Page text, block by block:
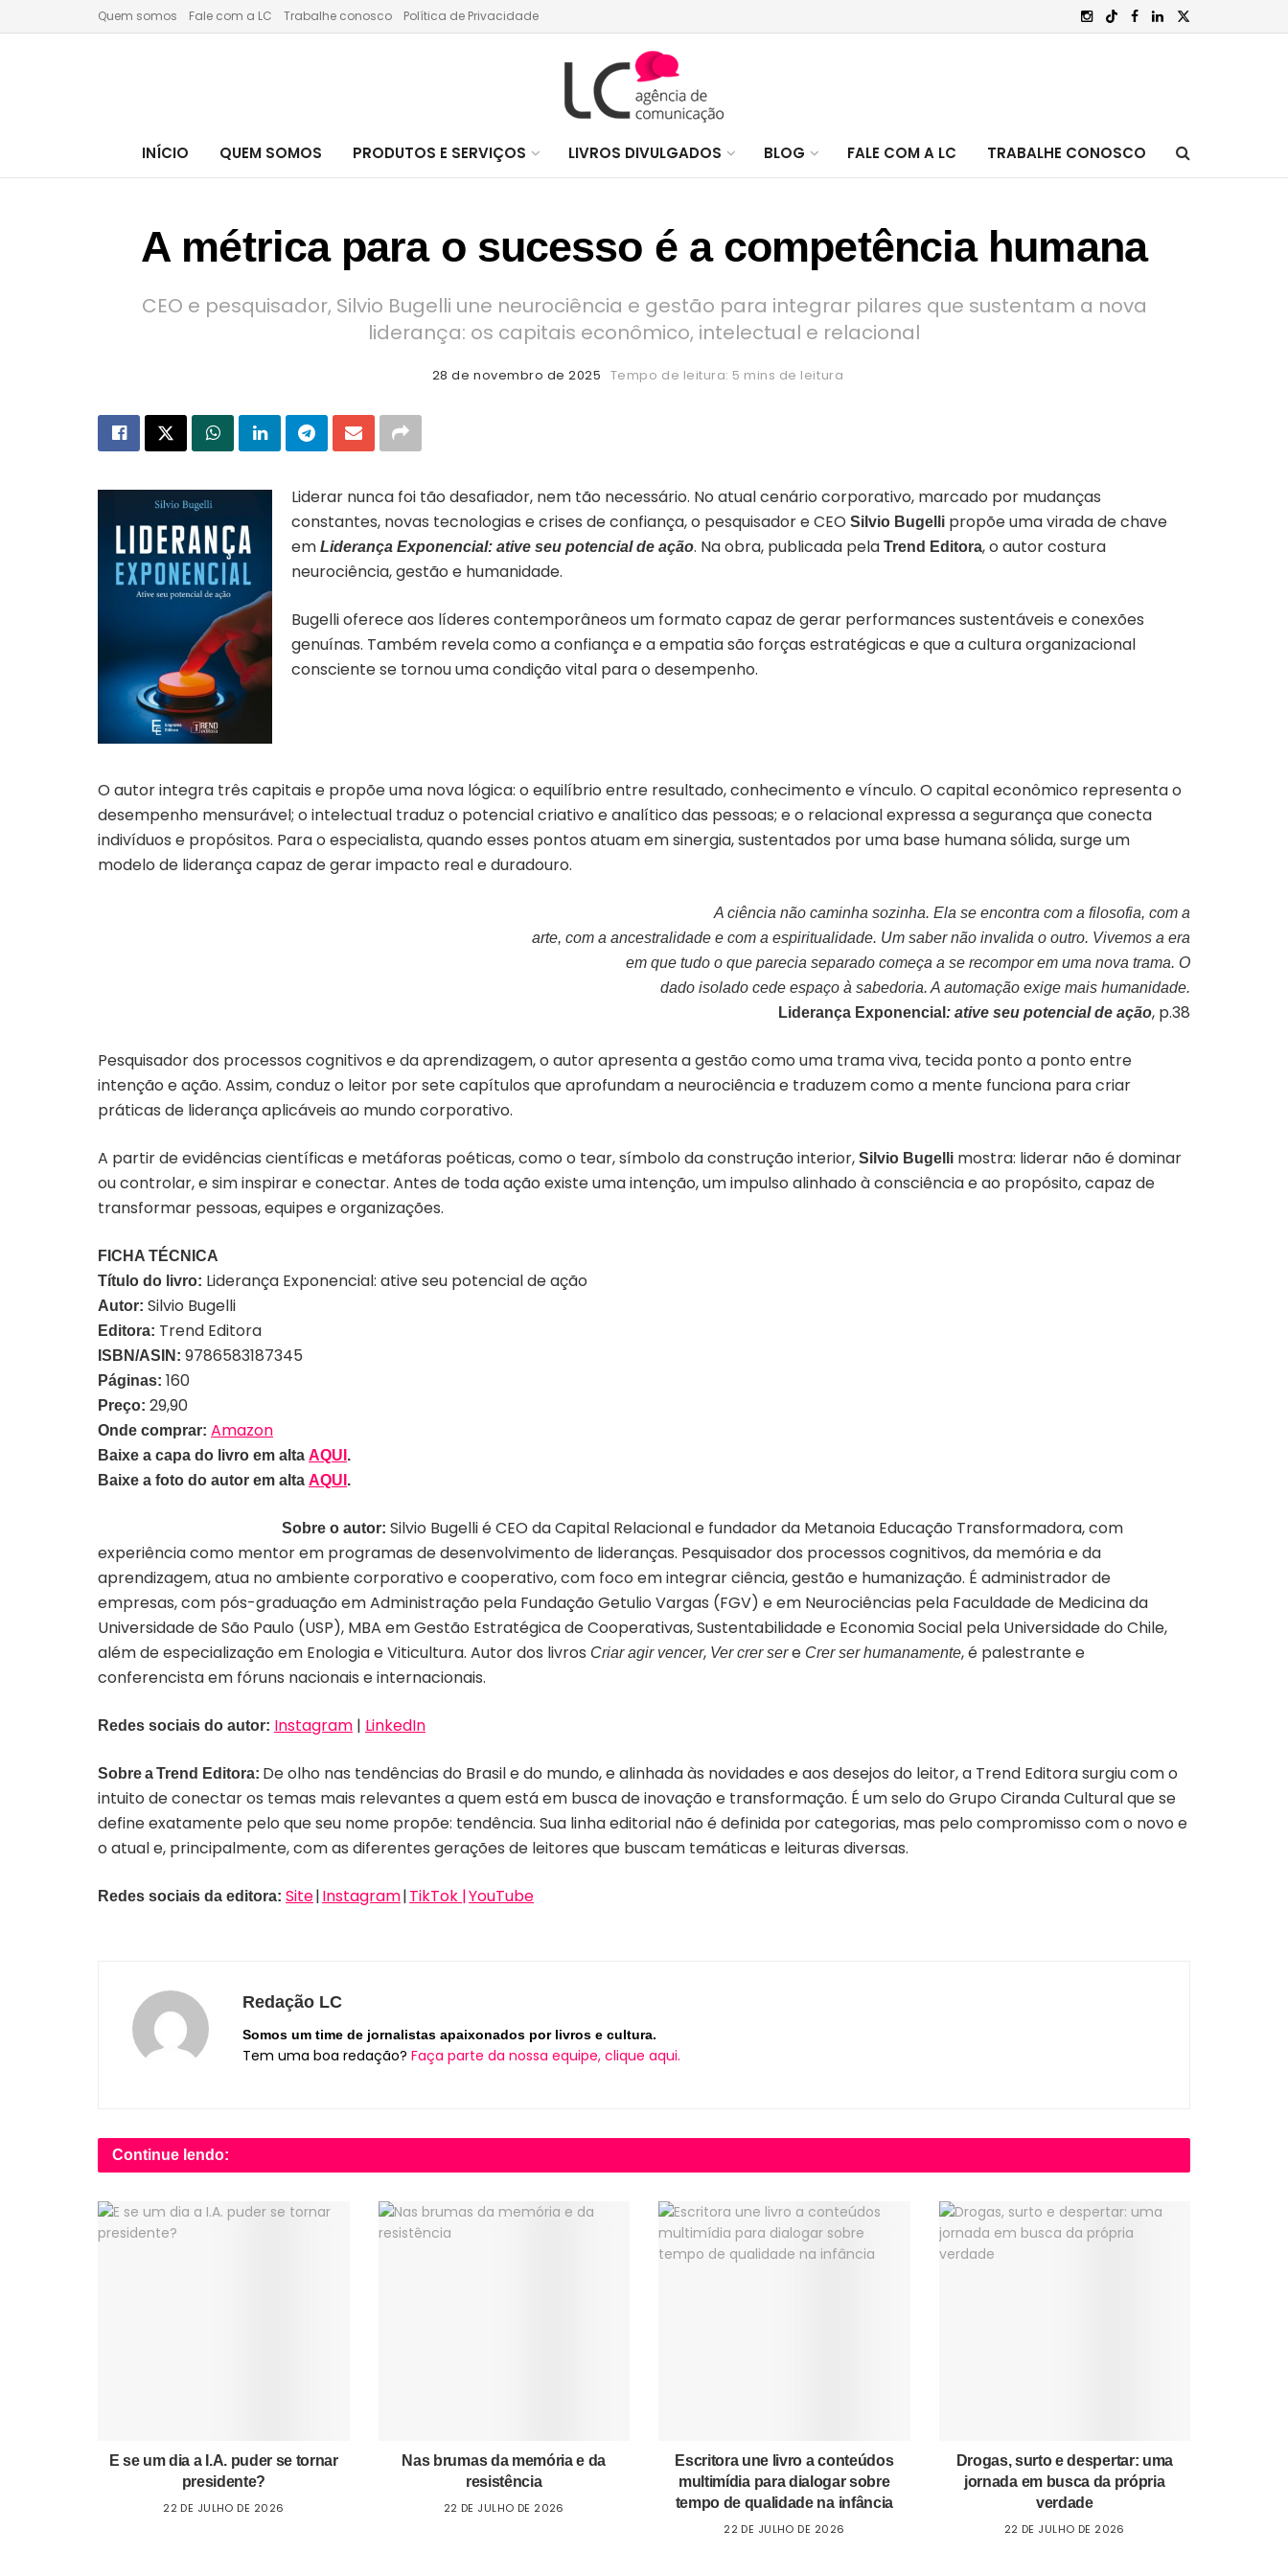
Quem somos Fale com a LC Trabalhe conosco Política de Privacidade
INÍCIO QUEM SOMOS PRODUTOS E SERVIÇOS LIVROS DIVULGADOS BLOG FALE COM A LC TRABALHE CONOSCO
A métrica para o sucesso é a competência humana
CEO e pesquisador, Silvio Bugelli une neurociência e gestão para integrar pilares que sustentam a nova
liderança: os capitais econômico, intelectual e relacional
28 de novembro de 2025 Tempo de leitura: 5 mins de leitura
Liderar nunca foi tão desafiador, nem tão necessário. No atual cenário corporativo, marcado por mudanças
constantes, novas tecnologias e crises de confiança, o pesquisador e CEO Silvio Bugelli propõe uma virada de chave
em Liderança Exponencial: ative seu potencial de ação. Na obra, publicada pela Trend Editora, o autor costura
neurociência, gestão e humanidade.
Bugelli oferece aos líderes contemporâneos um formato capaz de gerar performances sustentáveis e conexões
genuínas. Também revela como a confiança e a empatia são forças estratégicas e que a cultura organizacional
consciente se tornou uma condição vital para o desempenho.
O autor integra três capitais e propõe uma nova lógica: o equilíbrio entre resultado, conhecimento e vínculo. O capital econômico representa o
desempenho mensurável; o intelectual traduz o potencial criativo e analítico das pessoas; e o relacional expressa a segurança que conecta
indivíduos e propósitos. Para o especialista, quando esses pontos atuam em sinergia, sustentados por uma base humana sólida, surge um
modelo de liderança capaz de gerar impacto real e duradouro.
A ciência não caminha sozinha. Ela se encontra com a filosofia, com a
arte, com a ancestralidade e com a espiritualidade. Um saber não invalida o outro. Vivemos a era
em que tudo o que parecia separado começa a se recompor em uma nova trama. O
dado isolado cede espaço à sabedoria. A automação exige mais humanidade.
Liderança Exponencial : ative seu potencial de ação, p.38
Pesquisador dos processos cognitivos e da aprendizagem, o autor apresenta a gestão como uma trama viva, tecida ponto a ponto entre
intenção e ação. Assim, conduz o leitor por sete capítulos que aprofundam a neurociência e traduzem como a mente funciona para criar
práticas de liderança aplicáveis ao mundo corporativo.
A partir de evidências científicas e metáforas poéticas, como o tear, símbolo da construção interior, Silvio Bugelli mostra: liderar não é dominar
ou controlar, e sim inspirar e conectar. Antes de toda ação existe uma intenção, um impulso alinhado à consciência e ao propósito, capaz de
transformar pessoas, equipes e organizações.
FICHA TÉCNICA
Título do livro: Liderança Exponencial: ative seu potencial de ação
Autor: Silvio Bugelli
Editora: Trend Editora
ISBN/ASIN: 9786583187345
Páginas: 160
Preço: 29,90
Onde comprar: Amazon
Baixe a capa do livro em alta AQUI .
Baixe a foto do autor em alta AQUI .
Sobre o autor: Silvio Bugelli é CEO da Capital Relacional e fundador da Metanoia Educação Transformadora, com
experiência como mentor em programas de desenvolvimento de lideranças. Pesquisador dos processos cognitivos, da memória e da
aprendizagem, atua no ambiente corporativo e cooperativo, com foco em integrar ciência, gestão e humanização. É administrador de
empresas, com pós-graduação em Administração pela Fundação Getulio Vargas (FGV) e em Neurociências pela Faculdade de Medicina da
Universidade de São Paulo (USP), MBA em Gestão Estratégica de Cooperativas, Sustentabilidade e Economia Social pela Universidade do Chile,
além de especialização em Enologia e Viticultura. Autor dos livros Criar agir vencer, Ver crer sere Crer ser humanamente, é palestrante e
conferencista em fóruns nacionais e internacionais.
Redes sociais do autor: Instagram | LinkedIn
Sobre a Trend Editora: De olho nas tendências do Brasil e do mundo, e alinhada às novidades e aos desejos do leitor, a Trend Editora surgiu com o
intuito de conectar os temas mais relevantes a quem está em busca de inovação e transformação. É um selo do Grupo Ciranda Cultural que se
define exatamente pelo que seu nome propõe: tendência. Sua linha editorial não é definida por categorias, mas pelo compromisso com o novo e
o atual e, principalmente, com as diferentes gerações de leitores que buscam temáticas e leituras diversas.
Redes sociais da editora: Site|Instagram|TikTok |YouTube
Redação LC
Somos um time de jornalistas apaixonados por livros e cultura.
Tem uma boa redação? Faça parte da nossa equipe, clique aqui.
Continue lendo:
E se um dia a I.A. puder se tornar
presidente?
22 DE JULHO DE 2026
Nas brumas da memória e da
resistência
22 DE JULHO DE 2026
Escritora une livro a conteúdos
multimídia para dialogar sobre
tempo de qualidade na infância
22 DE JULHO DE 2026
Drogas, surto e despertar: uma
jornada em busca da própria
verdade
22 DE JULHO DE 2026